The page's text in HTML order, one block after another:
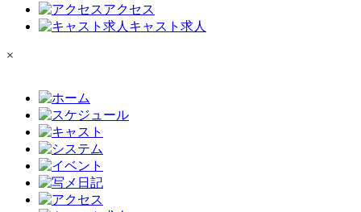
アクセス
キャスト求人
×